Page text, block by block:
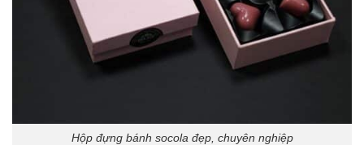
Hộp đựng bánh socola đẹp, chuyên nghiệp